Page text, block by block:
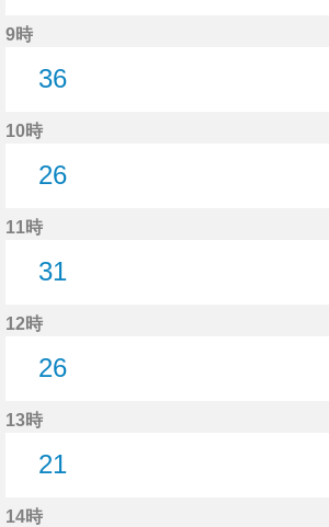
9時
36
10時
26
11時
31
12時
26
13時
21
14時